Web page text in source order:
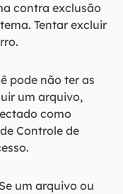
contra exclusão
Tentar excluir
pode não ter as
um arquivo,
como
Controle de
um arquivo ou